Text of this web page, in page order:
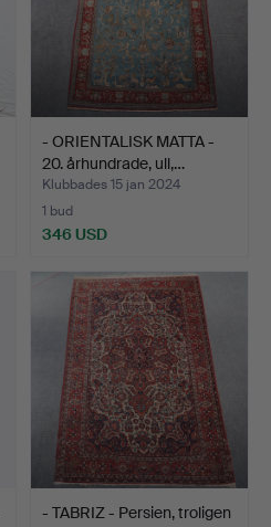
- ORIENTALISK MATTA -
20. århundrade, ull,…
Klubbades 15 jan 2024
1 bud
346 USD
- TABRIZ - Persien, troligen